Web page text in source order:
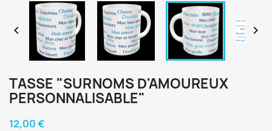
 
TASSE "SURNOMS D'AMOUREUX
PERSONNALISABLE"
12,00 €